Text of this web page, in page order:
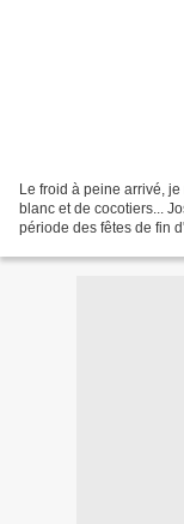
Le froid à peine arrivé,
blanc et de cocotiers...
période des fêtes de fin